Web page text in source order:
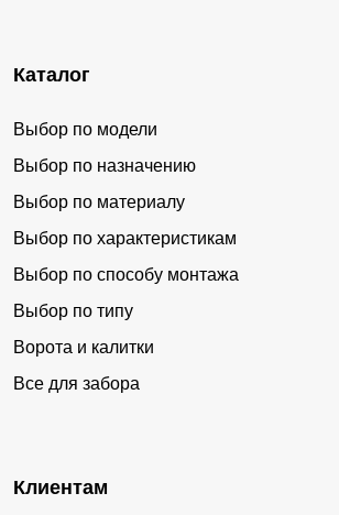
Каталог
Выбор по модели
Выбор по назначению
Выбор по материалу
Выбор по характеристикам
Выбор по способу монтажа
Выбор по типу
Ворота и калитки
Все для забора
Клиентам